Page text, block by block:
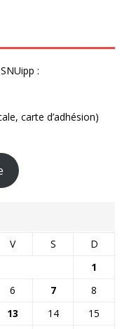
:
carte d’adhésion)
V S
D
1
6 7
8
13 14
15